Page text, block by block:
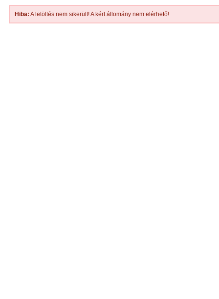
Hiba: A letöltés nem sikerült! A kért állomány nem elérhető!